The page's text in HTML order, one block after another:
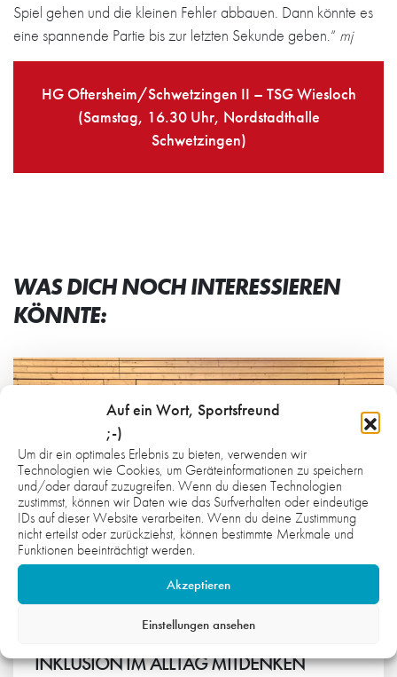
Auf ein Wort, Sportsfreund
;-)
Um dir ein optimales Erlebnis zu bieten, verwenden wir
Technologien wie Cookies, um Geräteinformationen zu speichern
und/oder darauf zuzugreifen. Wenn du diesen Technologien
zustimmst, können wir Daten wie das Surfverhalten oder eindeutige
IDs auf dieser Website verarbeiten. Wenn du deine Zustimmung
nicht erteilst oder zurückziehst, können bestimmte Merkmale und
Funktionen beeinträchtigt werden.
Akzeptieren
Einstellungen ansehen
Spiel gehen und die kleinen Fehler abbauen. Dann könnte es
eine spannende Partie bis zur letzten Sekunde geben.“ mj
HG Oftersheim/Schwetzingen II – TSG Wiesloch
(Samstag, 16.30 Uhr, Nordstadthalle
Schwetzingen)
WAS DICH NOCH INTERESSIEREN
KÖNNTE:
INKLUSION IM ALLTAG MITDENKEN